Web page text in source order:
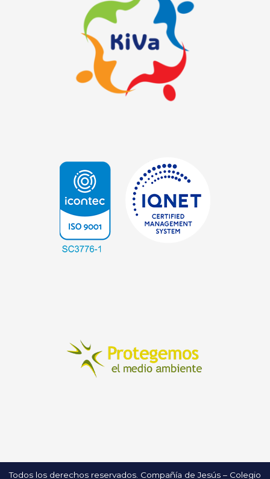
Todos los derechos reservados. Compañía de Jesús – Colegio